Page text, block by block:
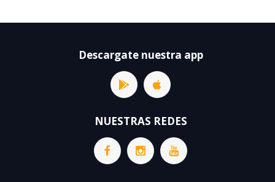
Descargate nuestra app
NUESTRAS REDES